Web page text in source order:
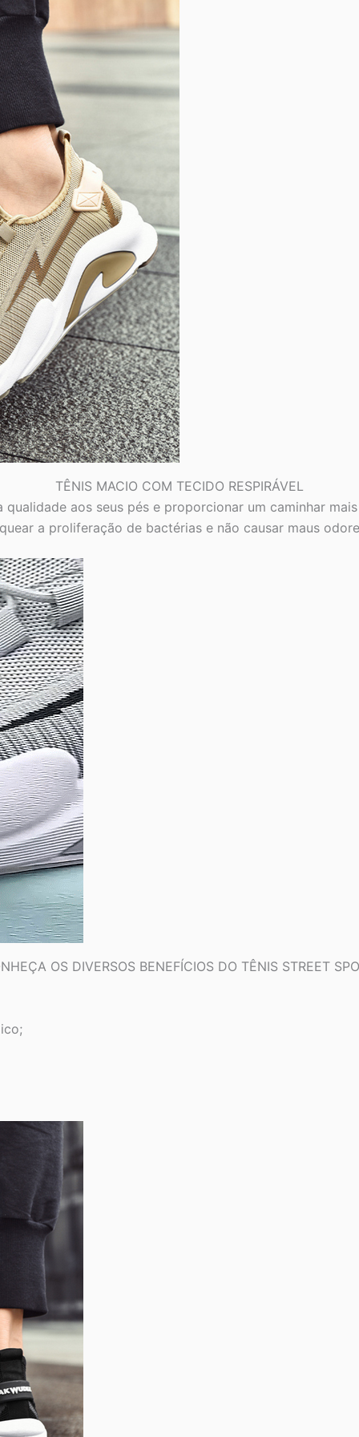
TÊNIS MACIO COM TECIDO RESPIRÁVEL
aos seus pés e proporcionar um caminhar
a proliferação de bactérias e não causar maus
OS DIVERSOS BENEFÍCIOS DO TÊNIS STREET